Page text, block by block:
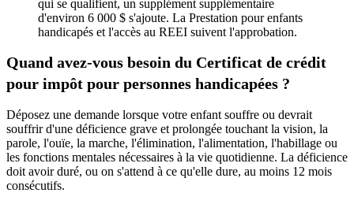
qui se qualifient, un supplément supplémentaire
d'environ 6 000 $ s'ajoute. La Prestation pour enfants
handicapés et l'accès au REEI suivent l'approbation.
Quand avez-vous besoin du Certificat de crédit
pour impôt pour personnes handicapées ?
Déposez une demande lorsque votre enfant souffre ou devrait
souffrir d'une déficience grave et prolongée touchant la vision, la
parole, l'ouïe, la marche, l'élimination, l'alimentation, l'habillage ou
les fonctions mentales nécessaires à la vie quotidienne. La déficience
doit avoir duré, ou on s'attend à ce qu'elle dure, au moins 12 mois
consécutifs.